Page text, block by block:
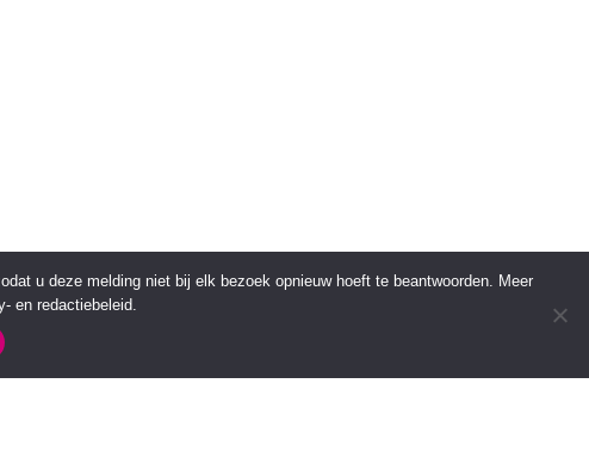
u deze melding niet bij elk bezoek opnieuw hoeft te beantwoorden. Meer
en redactiebeleid.